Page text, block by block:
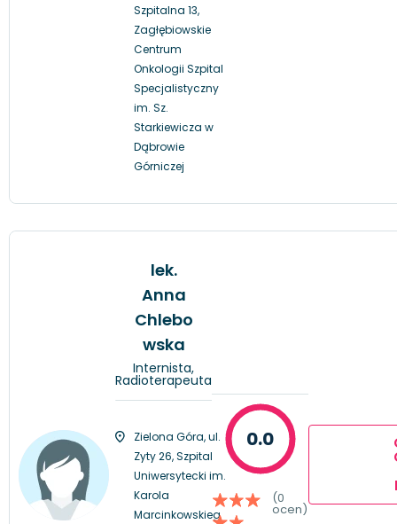
Szpitalna 13,
Zagłębiowskie
Centrum
Onkologii Szpital
Specjalistyczny
im. Sz.
Starkiewicza w
Dąbrowie
Górniczej
lek.
Anna
Chlebo
wska
Internista,
Radioterapeuta
Zielona Góra, ul.
Zyty 26, Szpital
Uniwersytecki im.
Karola
Marcinkowskieg
0.0
(0
ocen)